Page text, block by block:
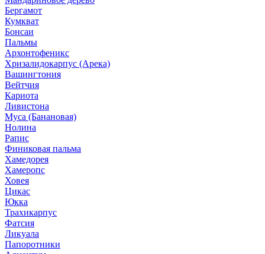
Бергамот
Кумкват
Бонсаи
Пальмы
Архонтофеникс
Хризалидокарпус (Арека)
Вашингтония
Вейтчия
Кариота
Ливистона
Муса (Банановая)
Нолина
Рапис
Финиковая пальма
Хамедорея
Хамеропс
Ховея
Цикас
Юкка
Трахикарпус
Фатсия
Ликуала
Папоротники